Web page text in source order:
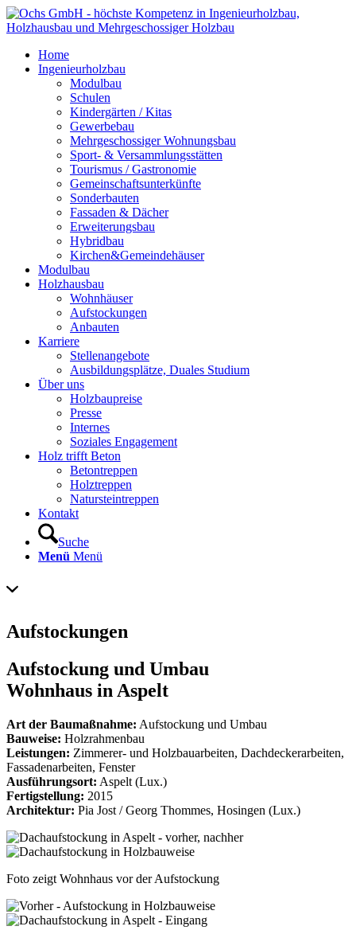
Home
Ingenieurholzbau
Modulbau
Schulen
Kindergärten / Kitas
Gewerbebau
Mehrgeschossiger Wohnungsbau
Sport- & Versammlungsstätten
Tourismus / Gastronomie
Gemeinschaftsunterkünfte
Sonderbauten
Fassaden & Dächer
Erweiterungsbau
Hybridbau
Kirchen&Gemeindehäuser
Modulbau
Holzhausbau
Wohnhäuser
Aufstockungen
Anbauten
Karriere
Stellenangebote
Ausbildungsplätze, Duales Studium
Über uns
Holzbaupreise
Presse
Internes
Soziales Engagement
Holz trifft Beton
Betontreppen
Holztreppen
Natursteintreppen
Kontakt
Suche
Menü Menü
Aufstockungen
Aufstockung und Umbau
Wohnhaus in Aspelt
Art der Baumaßnahme: Aufstockung und Umbau
Bauweise: Holzrahmenbau
Leistungen: Zimmerer- und Holzbauarbeiten, Dachdeckerarbeiten,
Fassadenarbeiten, Fenster
Ausführungsort: Aspelt (Lux.)
Fertigstellung: 2015
Architektur: Pia Jost / Georg Thommes, Hosingen (Lux.)
Foto zeigt Wohnhaus vor der Aufstockung